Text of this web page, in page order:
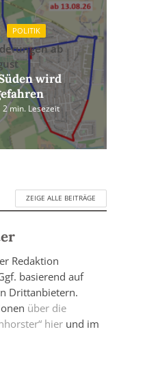
POLITIK
ab
wird
2 min. Lesezeit
ZEIGE ALLE BEITRÄGE
Redaktion
basierend auf
Drittanbietern.
über die
hierund im